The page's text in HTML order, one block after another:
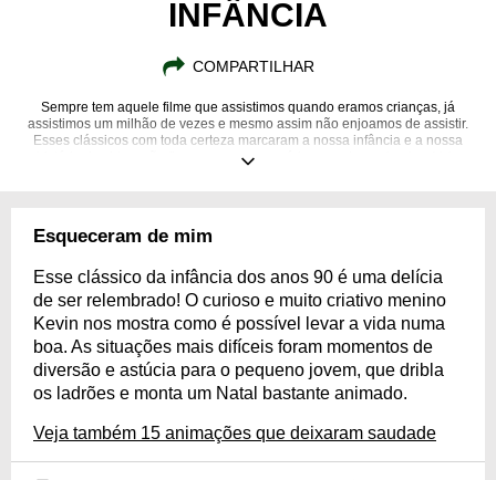
FAMOSOS BÍBLIA
INFÂNCIA
COMPARTILHAR
Sempre tem aquele filme que assistimos quando eramos crianças, já
assistimos um milhão de vezes e mesmo assim não enjoamos de assistir.
Esses clássicos com toda certeza marcaram a nossa infância e a nossa
história de vida e vão ficar na nossa memória como boas risadas. Veja
Esqueceram de mim
Esse clássico da infância dos anos 90 é uma delícia
de ser relembrado! O curioso e muito criativo menino
Kevin nos mostra como é possível levar a vida numa
boa. As situações mais difíceis foram momentos de
diversão e astúcia para o pequeno jovem, que dribla
os ladrões e monta um Natal bastante animado.
Veja também 15 animações que deixaram saudade